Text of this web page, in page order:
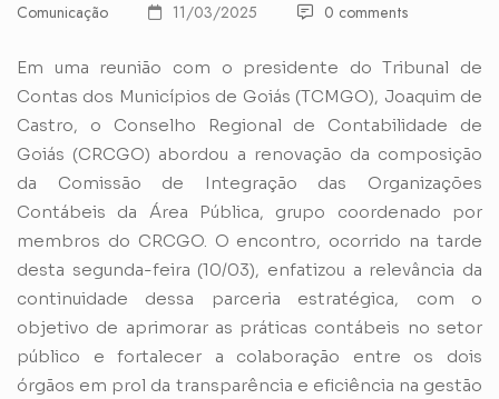
Comunicação 11/03/2025 0 comments
Em uma reunião com o presidente do Tribunal de
Contas dos Municípios de Goiás (TCMGO), Joaquim de
Castro, o Conselho Regional de Contabilidade de
Goiás (CRCGO) abordou a renovação da composição
da Comissão de Integração das Organizações
Contábeis da Área Pública, grupo coordenado por
membros do CRCGO. O encontro, ocorrido na tarde
desta segunda-feira (10/03), enfatizou a relevância da
continuidade dessa parceria estratégica, com o
objetivo de aprimorar as práticas contábeis no setor
público e fortalecer a colaboração entre os dois
órgãos em prol da transparência e eficiência na gestão